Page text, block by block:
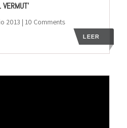
2013 | 10 Comments
LEER